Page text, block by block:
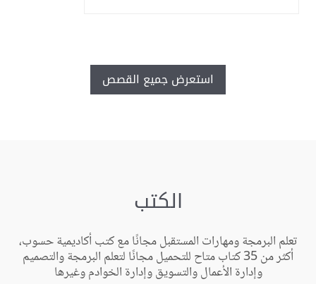
استعرض جميع القصص
الكتب
تعلم البرمجة ومهارات المستقبل مجانًا مع كتب أكاديمية حسوب،
أكثر من 35 كتاب متاح للتحميل مجانًا لتعلم البرمجة والتصميم
وإدارة الأعمال والتسويق وإدارة الخوادم وغيرها